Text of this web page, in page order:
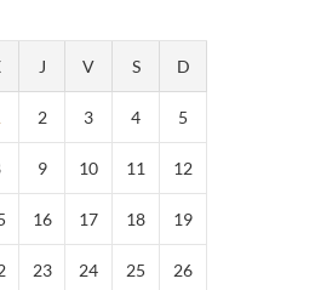
J V S D
2 3 4 5
9 10 11 12
16 17 18 19
23 24 25 26